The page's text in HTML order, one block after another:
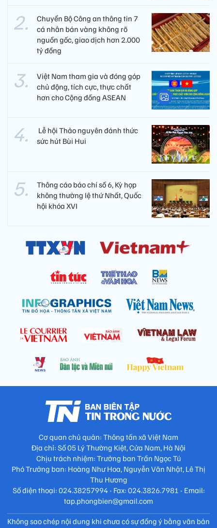
Chuyển Bộ Công an thông tin 7
cá nhân bán vàng không rõ
nguồn gốc, giao dịch hơn 2.000
tỷ đồng
Việt Nam tham gia và đóng góp
chủ động, tích cực, thực chất
hơn cho Cộng đồng ASEAN
​ Lễ hội Thảo nguyên đánh thức
sức hút Bùi Hui
Thông cáo báo chí số 6, Kỳ họp
không thường lệ thứ Nhất, Quốc
hội khóa XVI
Cơ quan chủ quản: Thông tấn xã Việt Nam
Địa chỉ: Số 05 Lý Thường Kiệt, Cửa Nam, Hà Nội
Chịu trách nhiệm: Trưởng ban Trần Ngọc Tú
Phó Trưởng ban: Hoàng Như Hoa, Nguyễn Văn Nhật, Lê Thị
Thu Hương
Số điện thoại: 024.38257994 - Fax: 024.3826.7981 - Email:
tap.phongbien@gmail.com
Không sao chép nội dung khi chưa có sự đồng ý bằng văn bản